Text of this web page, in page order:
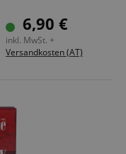
6,90 €
inkl. MwSt. +
Versandkosten (AT)